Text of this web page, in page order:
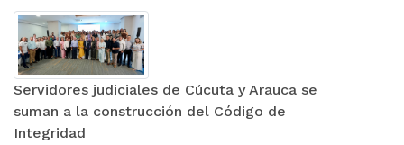
Servidores judiciales de Cúcuta y Arauca se
suman a la construcción del Código de
Integridad